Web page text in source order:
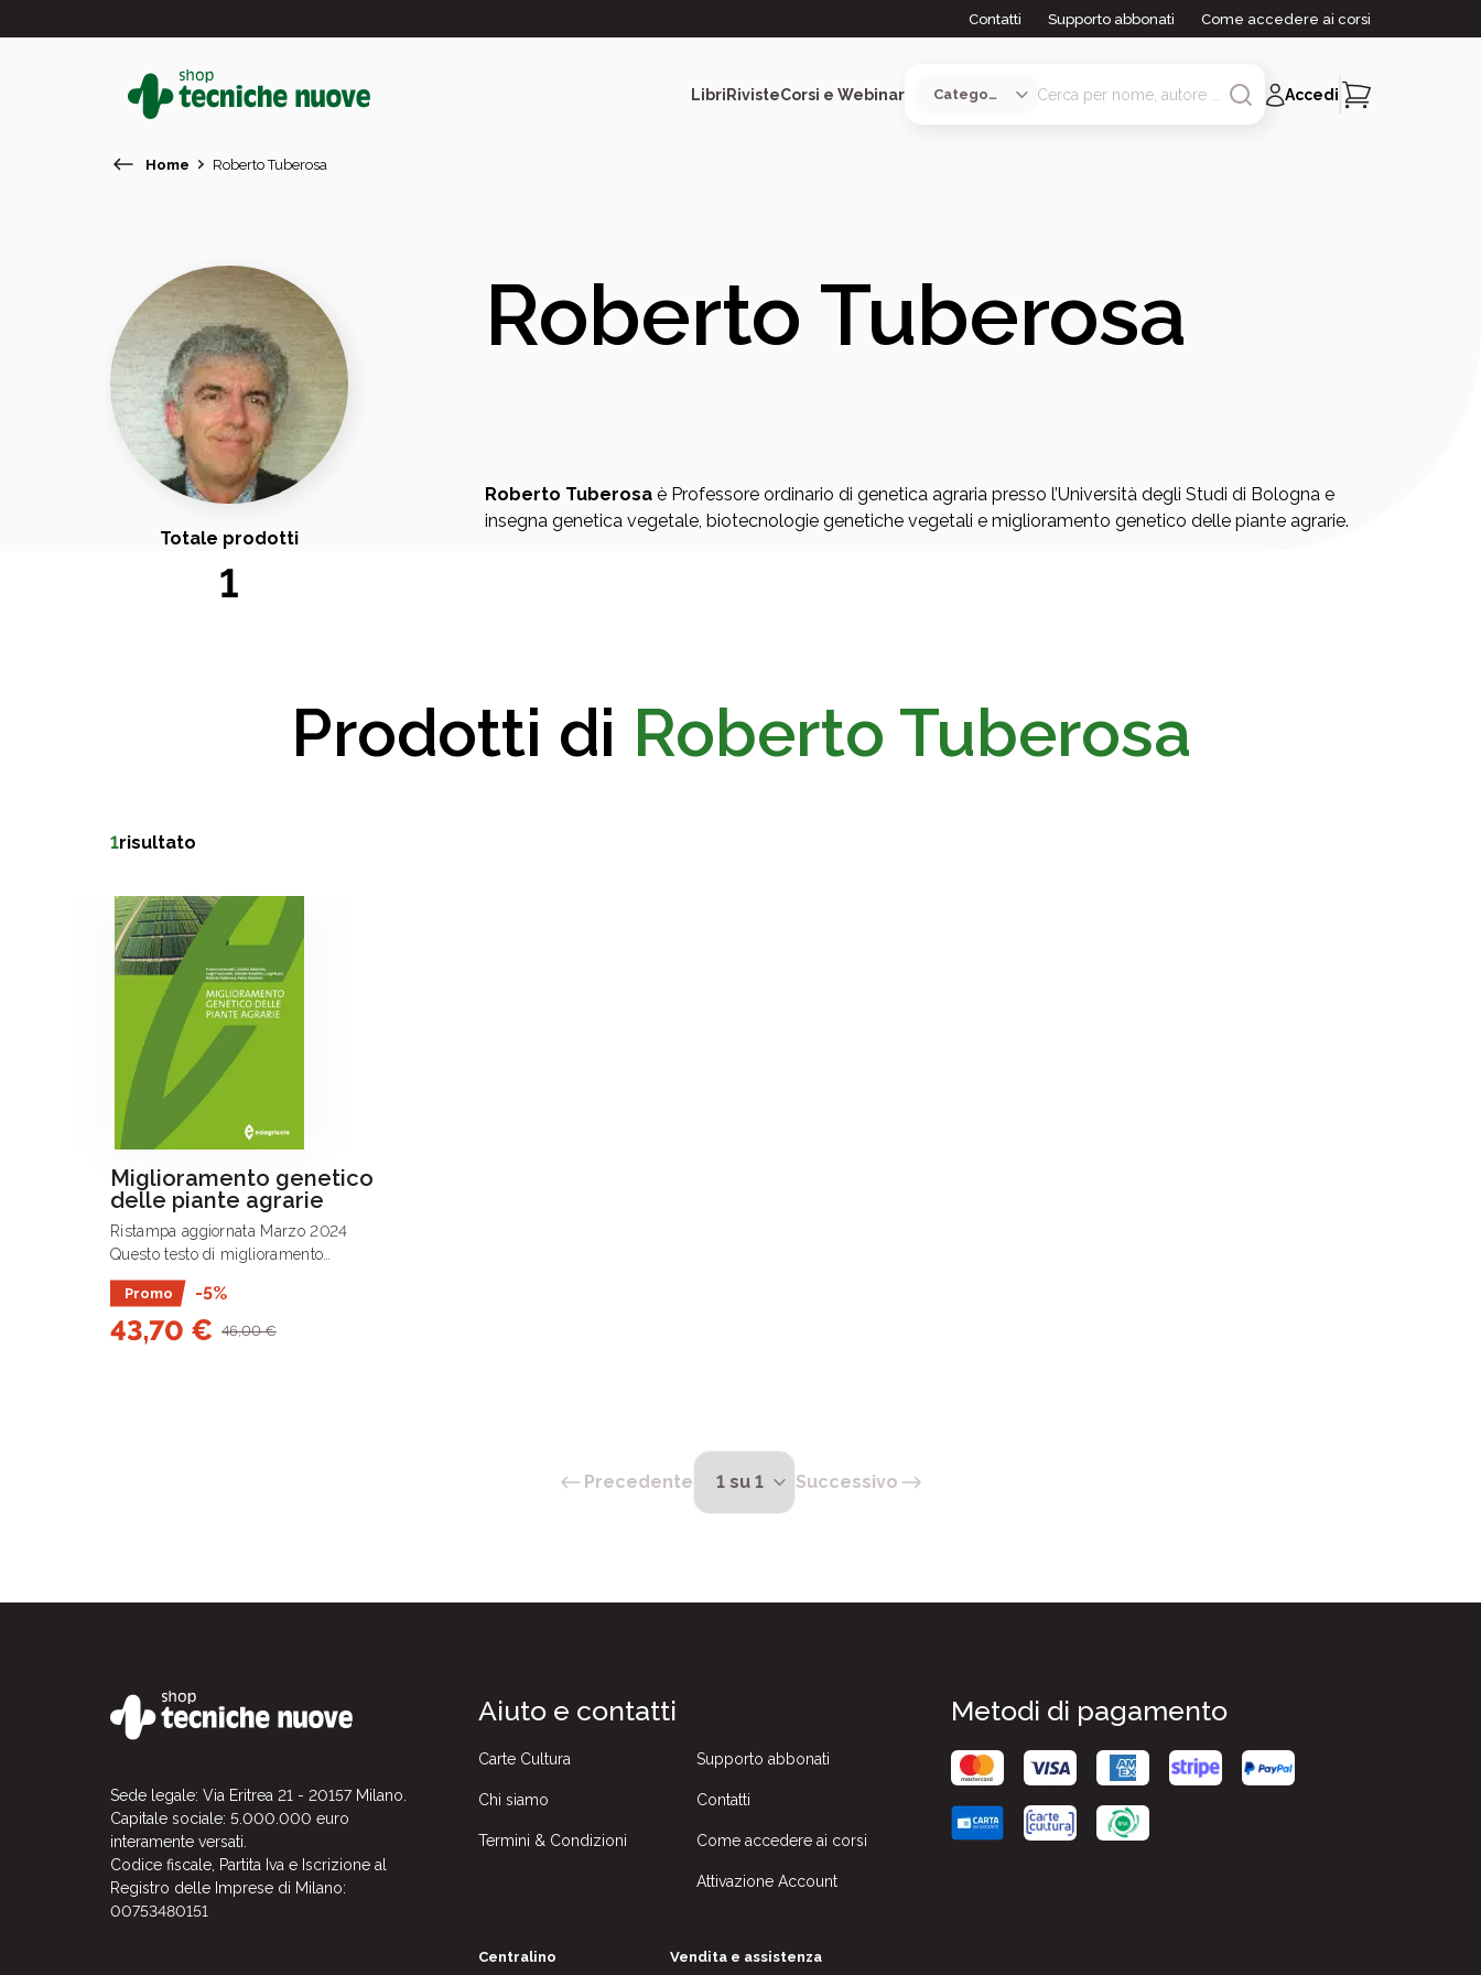
Contatti Supporto abbonati Come accedere ai corsi
LibriRivisteCorsi e Webinar
In primo piano
Accedi
Home Roberto Tuberosa
Totale prodotti
1
Roberto Tuberosa
Roberto Tuberosa è Professore ordinario di genetica agraria presso l’Università degli Studi di Bologna e
insegna genetica vegetale, biotecnologie genetiche vegetali e miglioramento genetico delle piante agrarie.
Prodotti di Roberto Tuberosa
1risultato
Miglioramento genetico
delle piante agrarie
Ristampa aggiornata Marzo 2024
Questo testo di miglioramento
genetico delle piante agrarie è il
risultato di più di 50 anni di
esperienza di insegnamento nella
Facoltà di .
Promo -5%
43,70 € 46,00 €
Precedente Successivo
Sede legale: Via Eritrea 21 - 20157 Milano.
Capitale sociale: 5.000.000 euro
interamente versati.
Codice fiscale, Partita Iva e Iscrizione al
Registro delle Imprese di Milano:
00753480151
Aiuto e contatti
Carte Cultura
Chi siamo
Termini & Condizioni
Supporto abbonati
Contatti
Come accedere ai corsi
Attivazione Account
Centralino Vendita e assistenza
Metodi di pagamento